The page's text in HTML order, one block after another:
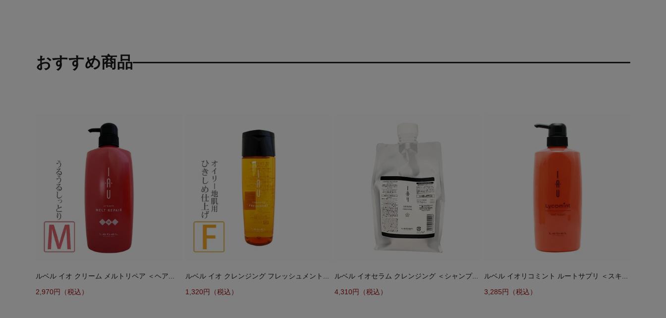
おすすめ商品
ルベル イオ クリーム メルトリペア ＜ヘア...
2,970円（税込）
ルベル イオ クレンジング フレッシュメント...
1,320円（税込）
ルベル イオセラム クレンジング ＜シャンプ...
4,310円（税込）
ルベル イオリコミント ルートサプリ ＜スキ...
3,285円（税込）